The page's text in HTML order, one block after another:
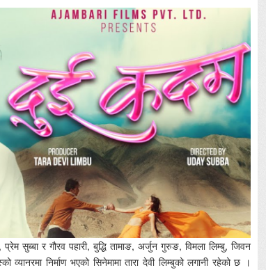
सुब्बा र गौरव पहारी, बुद्धि तामाङ, अर्जुन गुरुङ, विमला लिम्बु, जिवन
निर्माण भएको सिनेमामा तारा देवी लिम्बुको लगानी रहेको छ ।